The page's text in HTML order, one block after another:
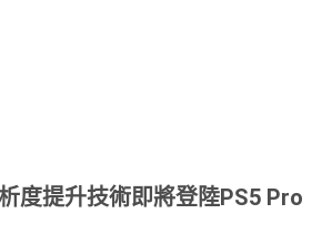
度提升技術即將登陸PS5 Pro